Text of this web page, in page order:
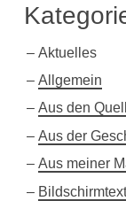
Aktuelles
Allgemein
Aus den
Aus der
Aus meiner